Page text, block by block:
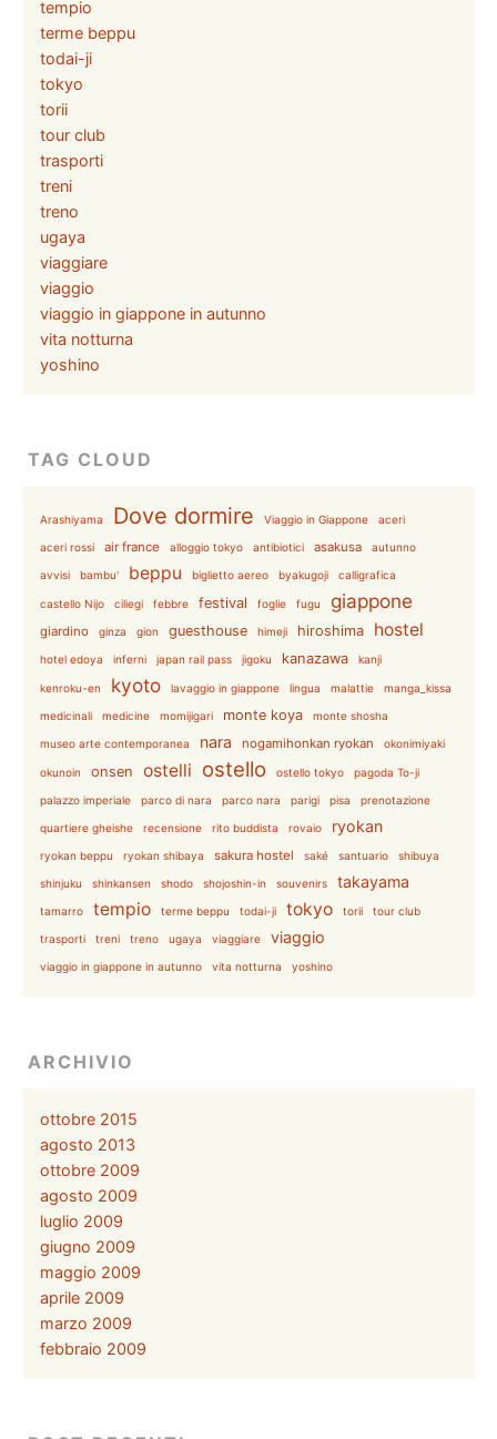
tempio
terme beppu
todai-ji
tokyo
torii
tour club
trasporti
treni
treno
ugaya
viaggiare
viaggio
viaggio in giappone in autunno
vita notturna
yoshino
TAG CLOUD
Arashiyama Dove dormire Viaggio in Giappone aceri
aceri rossi air france alloggio tokyo antibiotici asakusa autunno
avvisi bambu' beppu biglietto aereo byakugoji calligrafica
castello Nijo ciliegi febbre festival foglie fugu giappone
giardino ginza gion guesthouse himeji hiroshima hostel
hotel edoya inferni japan rail pass jigoku kanazawa kanji
kenroku-en kyoto lavaggio in giappone lingua malattie manga_kissa
medicinali medicine momijigari monte koya monte shosha
museo arte contemporanea nara nogamihonkan ryokan okonimiyaki
okunoin onsen ostelli ostello ostello tokyo pagoda To-ji
palazzo imperiale parco di nara parco nara parigi pisa prenotazione
quartiere gheishe recensione rito buddista rovaio ryokan
ryokan beppu ryokan shibaya sakura hostel saké santuario shibuya
shinjuku shinkansen shodo shojoshin-in souvenirs takayama
tamarro tempio terme beppu todai-ji tokyo torii tour club
trasporti treni treno ugaya viaggiare viaggio
viaggio in giappone in autunno vita notturna yoshino
ARCHIVIO
ottobre 2015
agosto 2013
ottobre 2009
agosto 2009
luglio 2009
giugno 2009
maggio 2009
aprile 2009
marzo 2009
febbraio 2009